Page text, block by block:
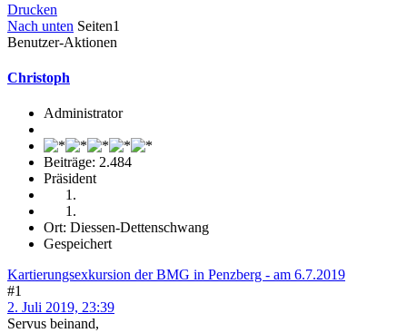
Drucken
Nach unten Seiten1
Benutzer-Aktionen
Christoph
Administrator
Beiträge: 2.484
Präsident
Ort: Diessen-Dettenschwang
Gespeichert
Kartierungsexkursion der BMG in Penzberg - am 6.7.2019
#1
2. Juli 2019, 23:39
Servus beinand,